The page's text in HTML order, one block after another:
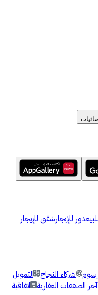
دور للإيجارشقق للإيجار
شركاء النجاح
التمويل
آخر الصفقات العقارية
اتفاقية